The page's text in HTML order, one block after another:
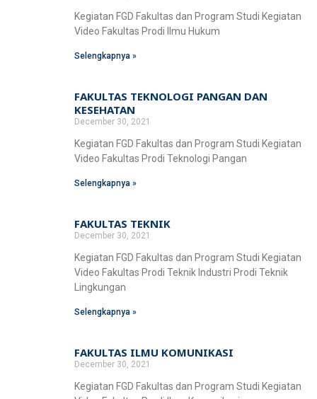
Kegiatan FGD Fakultas dan Program Studi Kegiatan
Video Fakultas Prodi Ilmu Hukum
Selengkapnya »
FAKULTAS TEKNOLOGI PANGAN DAN
KESEHATAN
December 30, 2021
Kegiatan FGD Fakultas dan Program Studi Kegiatan
Video Fakultas Prodi Teknologi Pangan
Selengkapnya »
FAKULTAS TEKNIK
December 30, 2021
Kegiatan FGD Fakultas dan Program Studi Kegiatan
Video Fakultas Prodi Teknik Industri Prodi Teknik
Lingkungan
Selengkapnya »
FAKULTAS ILMU KOMUNIKASI
December 30, 2021
Kegiatan FGD Fakultas dan Program Studi Kegiatan